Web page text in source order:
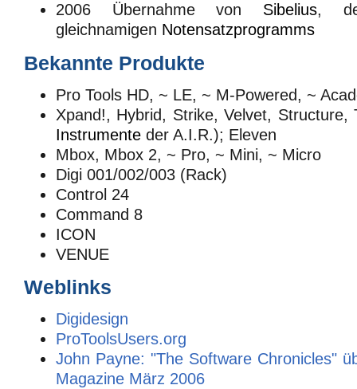
2006 Übernahme von Sibelius,
gleichnamigen Notensatzprogramms
Bekannte Produkte
Pro Tools HD, ~ LE, ~ M-Powered, ~
Xpand!, Hybrid, Strike, Velvet, Structure,
Instrumente der A.I.R.); Eleven
Mbox, Mbox 2, ~ Pro, ~ Mini, ~ Micro
Digi 001/002/003 (Rack)
Control 24
Command 8
ICON
VENUE
Weblinks
Digidesign
ProToolsUsers.org
John Payne: "The Software Chronicles"
Magazine März 2006